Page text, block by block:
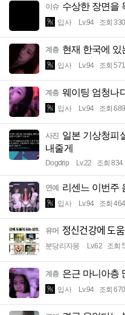
이슈 수상한 장면을
입사 Lv.94 조회 330
계층 현재 한국에 있
입사 Lv.94 조회 571
계층 웨이팅 엄청나
입사 Lv.94 조회 689
사진 일본 기상청피
내줄게
Dogdrip Lv.22 조회 834
연예 리센느 이번주
입사 Lv.94 조회 464
유머 정신건강에
분당리자몽 Lv.62 조회
계층 은근 마니아층
입사 Lv.94 조회 670